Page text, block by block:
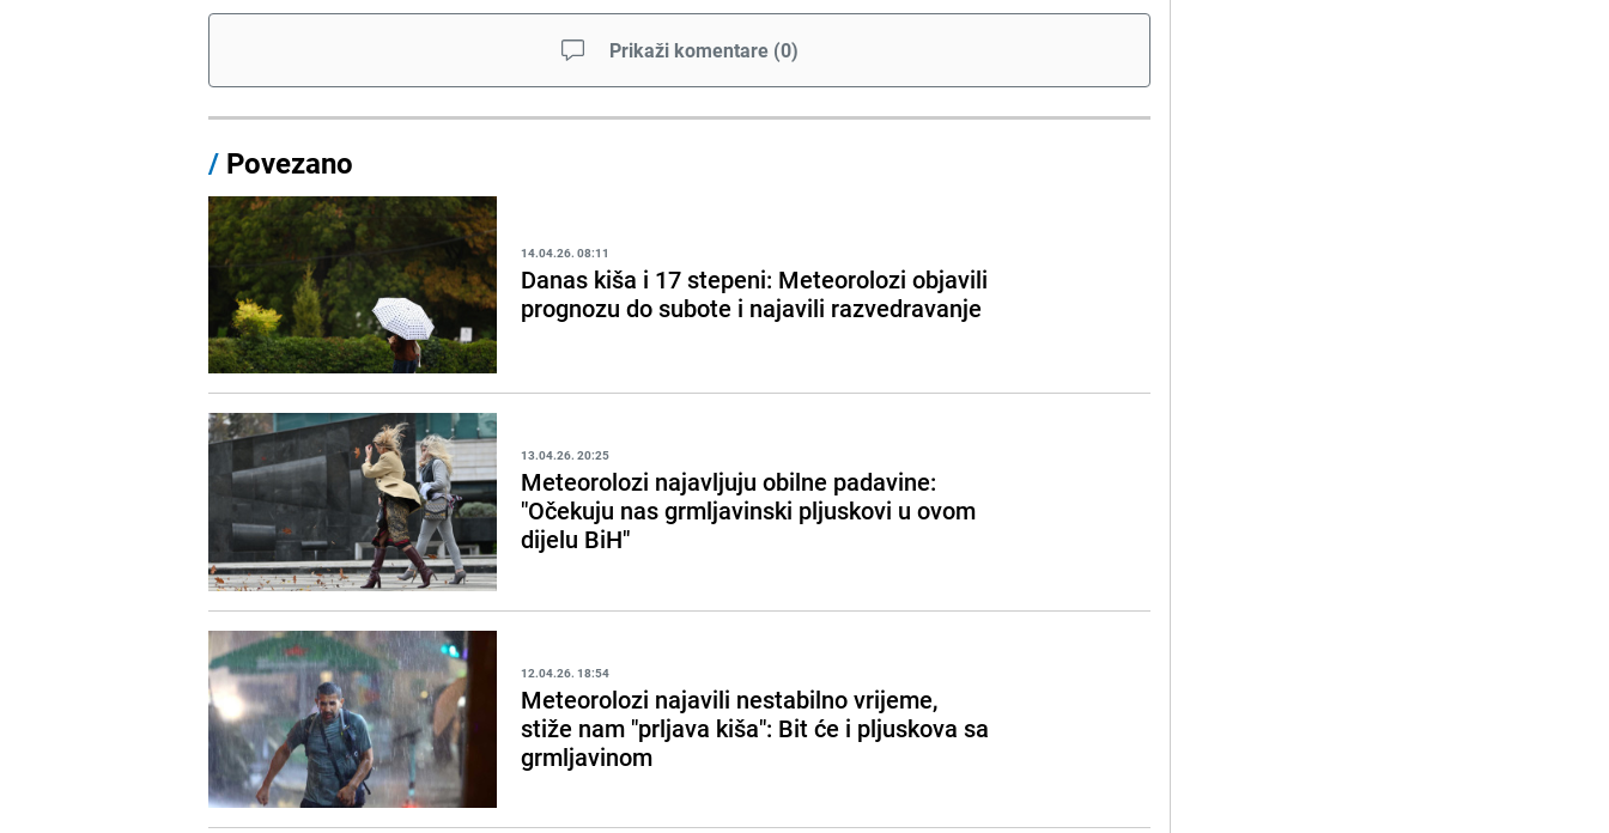
Prikaži komentare (0)
/ Povezano
14.04.26. 08:11
Danas kiša i 17 stepeni: Meteorolozi objavili
prognozu do subote i najavili razvedravanje
13.04.26. 20:25
Meteorolozi najavljuju obilne padavine:
"Očekuju nas grmljavinski pljuskovi u ovom
dijelu BiH"
12.04.26. 18:54
Meteorolozi najavili nestabilno vrijeme,
stiže nam "prljava kiša": Bit će i pljuskova sa
grmljavinom